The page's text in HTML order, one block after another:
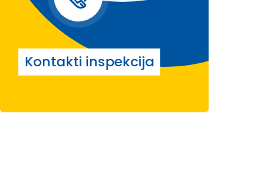
Kontakti inspekcija